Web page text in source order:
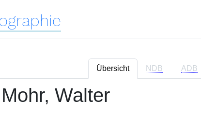
Übersicht NDB ADB
Mohr, Walter